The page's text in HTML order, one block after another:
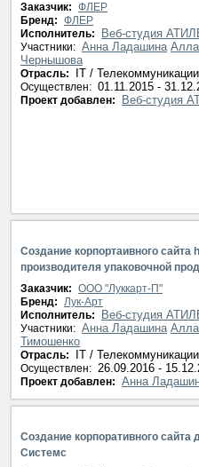
Заказчик: ФЛЕР
Бренд: ФЛЕР
Исполнитель:
Веб-студия
Участники: Анна Ладашина
Чернышова
Отрасль: IT /
Осуществлен: 01.11.2015 -
Проект добавлен: Веб-студия
Создание корпортаивного
производителя упаковочной
Заказчик: ООО "Луккарт-П"
Бренд: Лук-Арт
Исполнитель:
Веб-студия
Участники: Анна Ладашина
Тимошенко
Отрасль: IT /
Осуществлен: 26.09.2016 -
Проект добавлен: Анна
Создание корпоративного
Системс